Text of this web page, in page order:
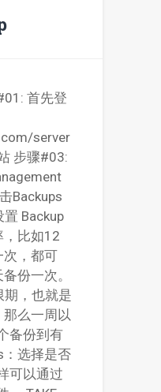
首先登
server
步骤#03:
Backups
Backup
，比如12
，都可
份一次。
期，也就是
么一周以
备份到有
：选择是否
可以通过